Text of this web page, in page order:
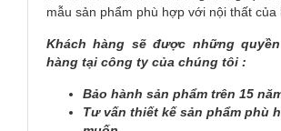
mẫu sản phẩm phù hợp với nội thất của
Khách hàng sẽ được những
hàng tại công ty của chúng tôi :
Bảo hành sản phẩm trên 15
Tư vấn thiết kế sản phẩm phù